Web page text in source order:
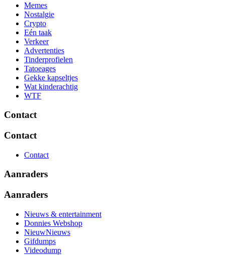
Memes
Nostalgie
Crypto
Eén taak
Verkeer
Advertenties
Tinderprofielen
Tatoeages
Gekke kapseltjes
Wat kinderachtig
WTF
Contact
Contact
Contact
Aanraders
Aanraders
Nieuws & entertainment
Donnies Webshop
NieuwNieuws
Gifdumps
Videodump